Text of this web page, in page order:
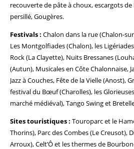
recouverte de pâte à choux, escargots de
persillé, Gougères.
Festivals : Chalon dans la rue (Chalon-
Les Montgolfiades (Chalon), les
Rock (La Clayette), Nuits Bressanes
(Autun), Musicales en Côte Chalonnaise,
Jazz à Couches, Fête de la Vielle (Anost),
festival du Bœuf (Charolles), les
marché médiéval), Tango Swing et
Sites touristiques : Touroparc et le
Thorins), Parc des Combes (Le Creusot),
Arroux), Celt’Ô et les thermes de